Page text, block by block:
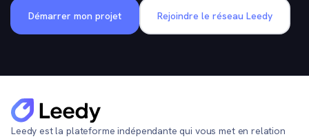
Démarrer mon projet Rejoindre le réseau Leedy
Leedy est la plateforme indépendante qui vous met en relation